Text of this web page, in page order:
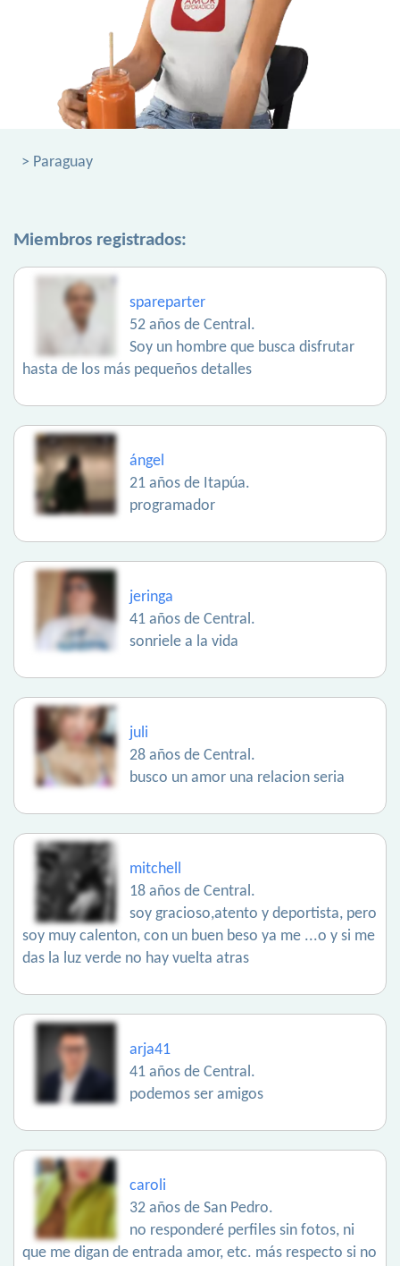
> Paraguay
Miembros registrados:
spareparter
52 años de Central.
Soy un hombre que busca disfrutar
hasta de los más pequeños detalles
ángel
21 años de Itapúa.
programador
jeringa
41 años de Central.
sonriele a la vida
juli
28 años de Central.
busco un amor una relacion seria
mitchell
18 años de Central.
soy gracioso,atento y deportista, pero
soy muy calenton, con un buen beso ya me ...o y si me
das la luz verde no hay vuelta atras
arja41
41 años de Central.
podemos ser amigos
caroli
32 años de San Pedro.
no responderé perfiles sin fotos, ni
que me digan de entrada amor, etc. más respecto si no